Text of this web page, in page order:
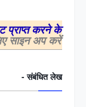
प्राप्त करने के
साइन अप करें.
संबंधित लेख -